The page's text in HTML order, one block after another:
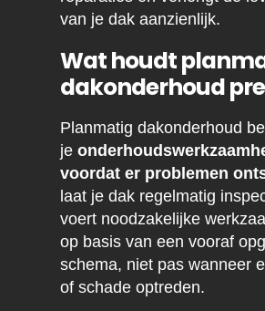
van je dak aanzienlijk.
Wat houdt
dakonderhoud
Planmatig dakonderhoud
je
voordat er problemen
laat je dak regelmatig
voert noodzakelijke
op basis van een vooraf
schema, niet pas wanneer
of schade optreden.